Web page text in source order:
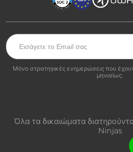
Μόνο στρατηγικές ενημερώσεις που
μηνιαίως.
Όλα τα δικαιώματα
Ninjas